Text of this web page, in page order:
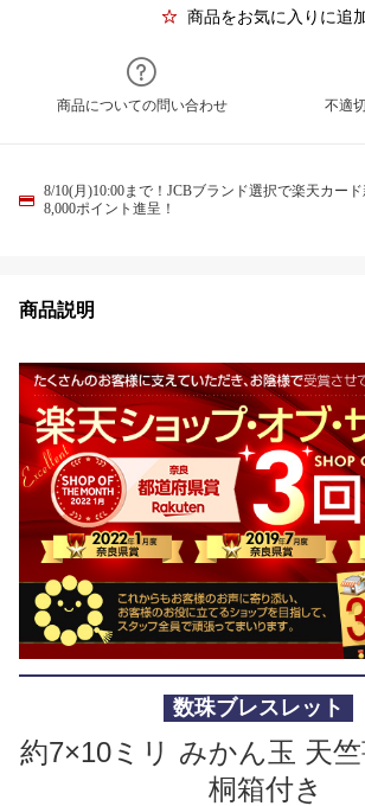
商品をお気に入りに追
商品についての問い合わせ 不適
8/10(月)10:00まで！JCBブランド選択で楽天カー
8,000ポイント進呈！
商品説明
数珠ブレスレット
約7×10ミリ みかん玉 天
桐箱付き